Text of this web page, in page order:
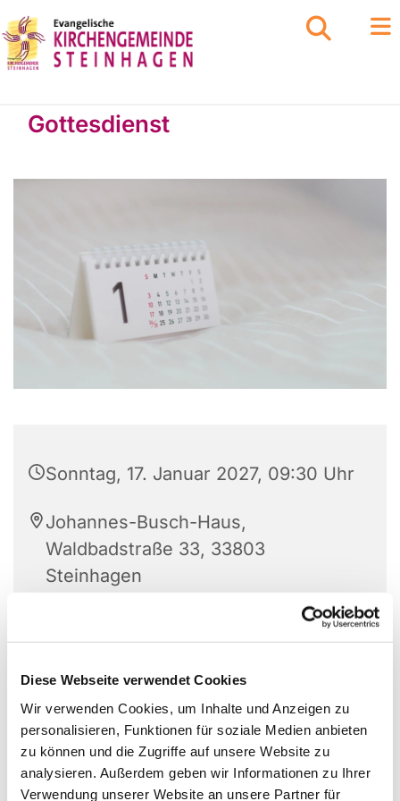
Diese Webseite verwendet Cookies
Wir verwenden Cookies, um Inhalte und Anzeigen zu
personalisieren, Funktionen für soziale Medien anbieten
zu können und die Zugriffe auf unsere Website zu
analysieren. Außerdem geben wir Informationen zu Ihrer
Verwendung unserer Website an unsere Partner für
Gottesdienst
Sonntag, 17. Januar 2027, 09:30 Uhr
Johannes-Busch-Haus,
Waldbadstraße 33, 33803
Steinhagen